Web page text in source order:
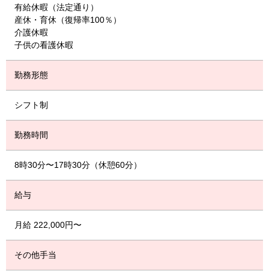
有給休暇（法定通り）
産休・育休（復帰率100％）
介護休暇
子供の看護休暇
勤務形態
シフト制
勤務時間
8時30分〜17時30分（休憩60分）
給与
月給 222,000円〜
その他手当